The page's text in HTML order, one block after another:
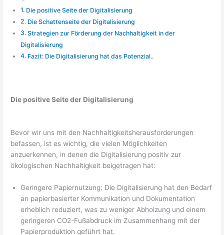
Die positive Seite der Digitalisierung
Die Schattenseite der Digitalisierung
Strategien zur Förderung der Nachhaltigkeit in der
Digitalisierung
Fazit: Die Digitalisierung hat das Potenzial..
Die positive Seite der Digitalisierung
Bevor wir uns mit den Nachhaltigkeitsherausforderungen
befassen, ist es wichtig, die vielen Möglichkeiten
anzuerkennen, in denen die Digitalisierung positiv zur
ökologischen Nachhaltigkeit beigetragen hat:
Geringere Papiernutzung: Die Digitalisierung hat den Bedarf
an papierbasierter Kommunikation und Dokumentation
erheblich reduziert, was zu weniger Abholzung und einem
geringeren CO2-Fußabdruck im Zusammenhang mit der
Papierproduktion geführt hat.